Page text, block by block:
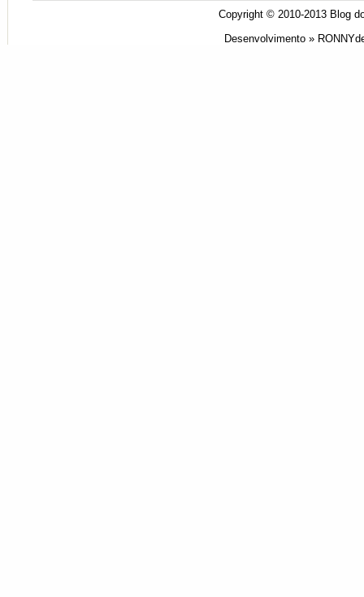
Copyright © 2010-2013 Blog
Desenvolvimento »